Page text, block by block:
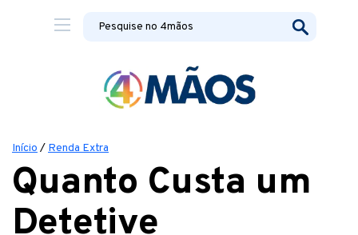
Início / Renda Extra
Quanto Custa um
Detetive